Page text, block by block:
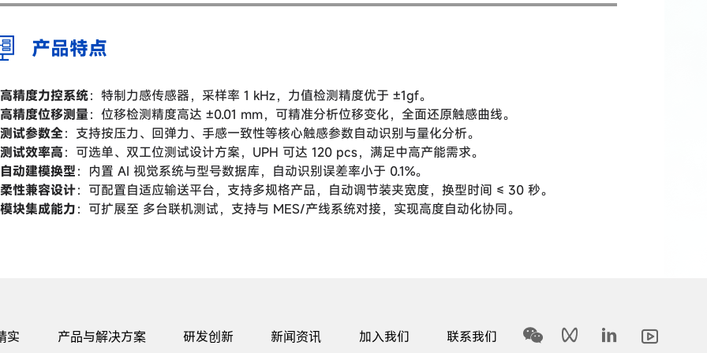
产品特点
高精度力控系统：特制力感传感器，采样率 1 kHz，力值检测精度优于 ±1gf。
高精度位移测量：位移检测精度高达 ±0.01 mm，可精准分析位移变化，全面还原触感曲线。
测试参数全：支持按压力、回弹力、手感一致性等核心触感参数自动识别与量化分析。
测试效率高：可选单、双工位测试设计方案，UPH 可达 120 pcs，满足中高产能需求。
自动建模换型：内置 AI 视觉系统与型号数据库，自动识别误差率小于 0.1%。
柔性兼容设计：可配置自适应输送平台，支持多规格产品，自动调节装夹宽度，换型时间 ≤ 30 秒。
模块集成能力：可扩展至 多台联机测试，支持与 MES/产线系统对接，实现高度自动化协同。
实 产品与解决方案 研发创新 新闻资讯 加入我们 联系我们